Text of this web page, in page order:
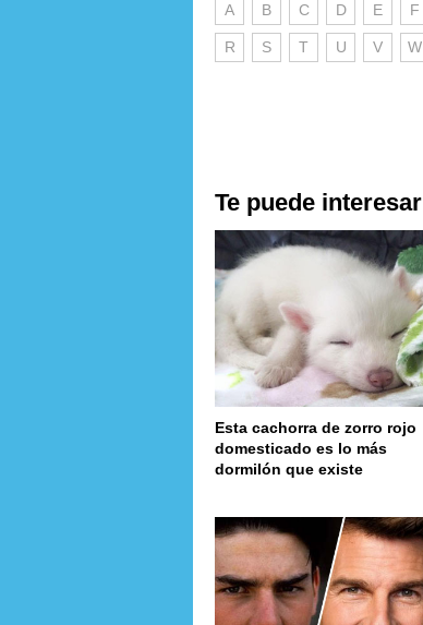
A B C D E F
R S T U V W
Te puede interesar
Esta cachorra de zorro rojo
domesticado es lo más
dormilón que existe